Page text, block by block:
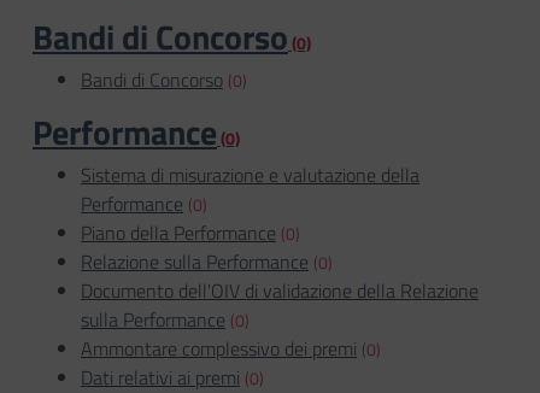
Bandi di Concorso(0)
Bandi di Concorso (0)
Performance(0)
Sistema di misurazione e valutazione della
Performance (0)
Piano della Performance (0)
Relazione sulla Performance (0)
Documento dell'OIV di validazione della Relazione
sulla Performance (0)
Ammontare complessivo dei premi (0)
Dati relativi ai premi (0)